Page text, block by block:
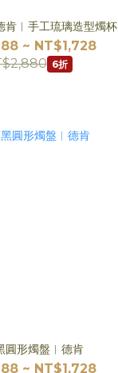
肯︱手工琉璃造型燭杯
~ NT$1,728
6折
圓形燭盤︱德肯
~ NT$1,728